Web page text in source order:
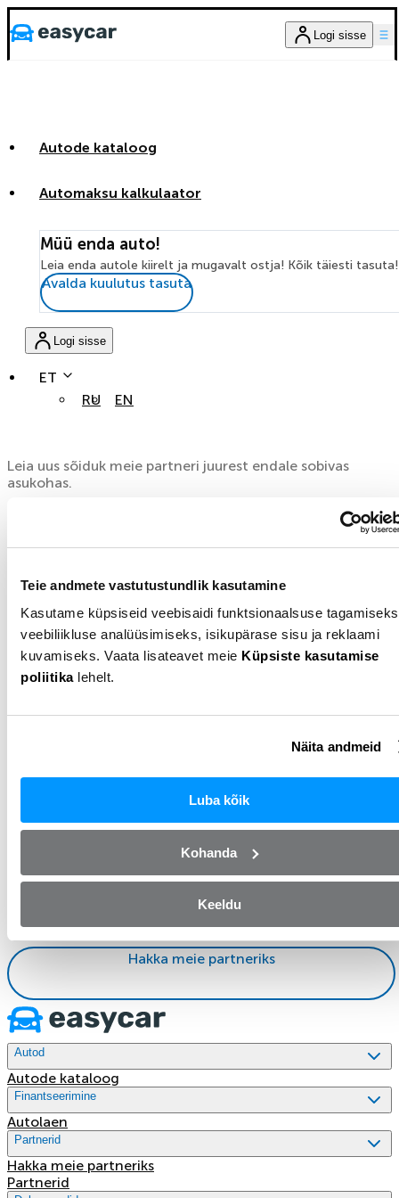
Teie andmete vastutustundlik kasutamine
Kasutame küpsiseid veebisaidi funktsionaalsuse
veebiliikluse analüüsimiseks, isikupärase sisu ja reklaami
kuvamiseks. Vaata lisateavet meie Küpsiste kasutamise
poliitikalehelt.
Näita andmeid
Luba kõik
Kohanda
Keeldu
Logi sisse
Autode kataloog
Automaksu kalkulaator
Müü enda auto!
Leia enda autole kiirelt ja mugavalt ostja! Kõik täiesti tasuta!
Avalda kuulutus tasuta
Logi sisse
ET
RU
EN
Automüügi partnerite asukohad
Leia uus sõiduk meie partneri juurest endale sobivas
asukohas.
Nimekiri Kaart
Hakka meie partneriks
saamine oma klientidele usaldusväärse finantspartneri
hankimist ja endale erinevaid hüvesid.
Hakka meie partneriks
Autod
Autode kataloog
Finantseerimine
Autolaen
Partnerid
Hakka meie partneriks
Partnerid